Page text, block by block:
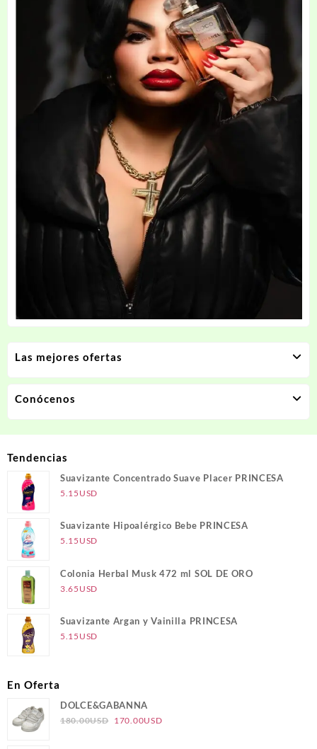
Las mejores ofertas
Conócenos
Tendencias
Suavizante Concentrado Suave Placer PRINCESA
5.15 USD
Suavizante Hipoalérgico Bebe PRINCESA
5.15 USD
Colonia Herbal Musk 472 ml SOL DE ORO
3.65 USD
Suavizante Argan y Vainilla PRINCESA
5.15 USD
En Oferta
DOLCE&GABANNA
180.00USD El
170.00USDEl